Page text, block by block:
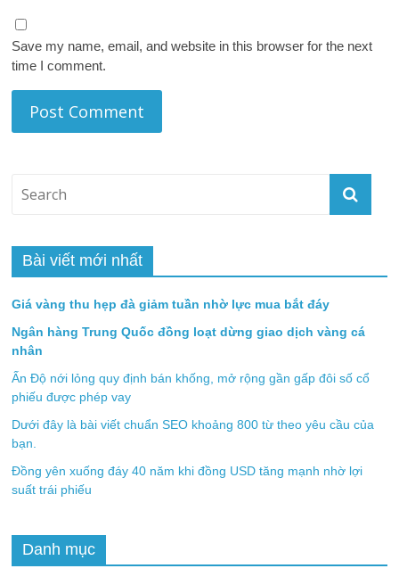
Save my name, email, and website in this browser for the next
time I comment.
Bài viết mới nhất
Giá vàng thu hẹp đà giảm tuần nhờ lực mua bắt đáy
Ngân hàng Trung Quốc đồng loạt dừng giao dịch vàng cá
nhân
Ấn Độ nới lỏng quy định bán khống, mở rộng gần gấp đôi số cổ
phiếu được phép vay
Dưới đây là bài viết chuẩn SEO khoảng 800 từ theo yêu cầu của
bạn.
Đồng yên xuống đáy 40 năm khi đồng USD tăng mạnh nhờ lợi
suất trái phiếu
Danh mục